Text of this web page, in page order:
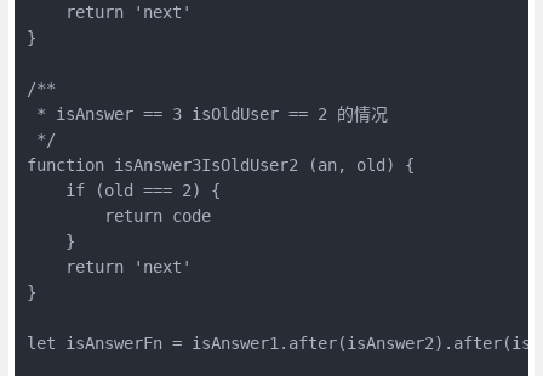
    return 'next'
}
/**
* isAnswer == 3 isOldUser == 2 的情况
*/
function isAnswer3IsOldUser2 (an, old) {
    if (old === 2) {
        return code
    }
    return 'next'
}
let isAnswerFn =